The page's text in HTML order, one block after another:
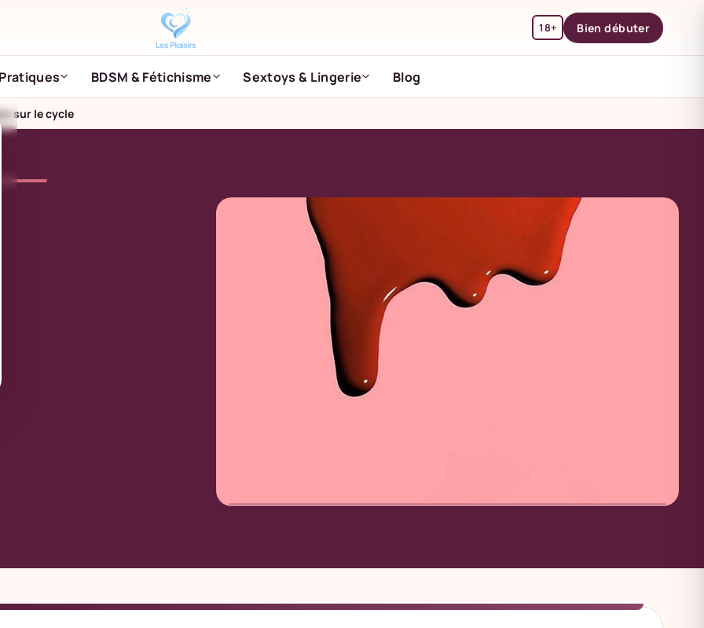
18+ Bien débuter
Pratiques BDSM & Fétichisme Sextoys & Lingerie Blog
sur le cycle